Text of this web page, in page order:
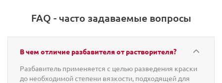
FAQ - часто задаваемые вопросы
В чем отличие разбавителя от растворителя?
Разбавитель применяется с целью разведения краски
до необходимой степени вязкости, подходящей для